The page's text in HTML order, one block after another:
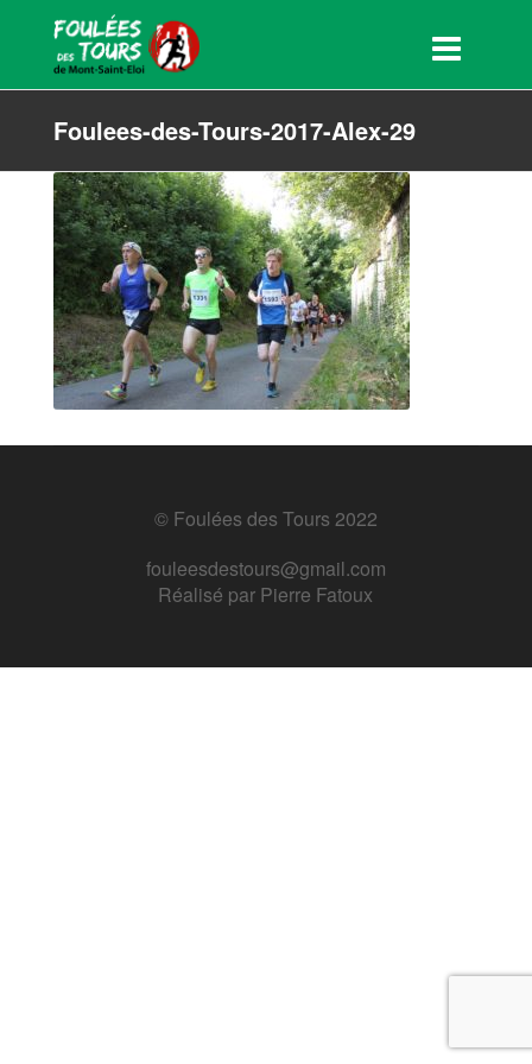
Foulees-des-Tours-2017-Alex-29
© Foulées des Tours 2022
fouleesdestours@gmail.com
Réalisé par Pierre Fatoux